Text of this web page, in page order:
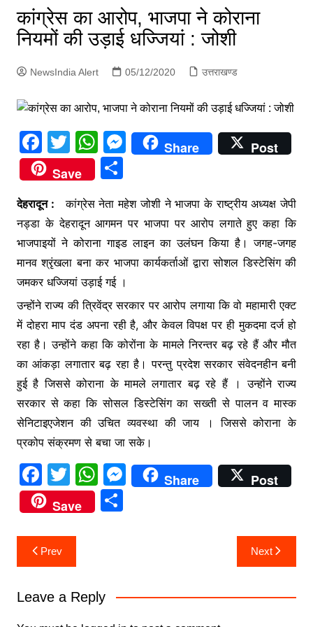
कांग्रेस का आरोप, भाजपा ने कोराना
नियमों की उड़ाई धज्जियां : जोशी
NewsIndia Alert 05/12/2020 उत्तराखण्ड
F
a
c
e
b
o
o
k
T
w
itt
er
W
h
at
s
A
p
p
M
e
s
e
n
g
er
Share
Post
Save
S
ar
e
देहरादून :
कांग्रेस नेता महेश जोशी ने भाजपा के राष्ट्रीय अध्यक्ष जेपी
नड्डा के देहरादून आगमन पर भाजपा पर आरोप लगाते हुए कहा कि
भाजपाइयों ने कोराना गाइड लाइन का उलंघन किया है। जगह-जगह
मानव श्रृंखला बना कर भाजपा कार्यकर्ताओं द्वारा सोशल डिस्टेसिंग की
जमकर धज्जियां उड़ाई गई ।
उन्होंने राज्य की त्रिवेंद्र सरकार पर आरोप लगाया कि वो महामारी एक्ट
में दोहरा माप दंड अपना रही है, और केवल विपक्ष पर ही मुकदमा दर्ज हो
रहा है। उन्होंने कहा कि कोरोंना के मामले निरन्तर बढ़ रहे हैं और मौत
का आंकड़ा लगातार बढ़ रहा है। परन्तु प्रदेश सरकार संवेदनहीन बनी
हुई है जिससे कोराना के मामले लगातार बढ़ रहे हैं । उन्होंने राज्य
सरकार से कहा कि सोसल डिस्टेसिंग का सख्ती से पालन व मास्क
सेनिटाइएजेशन की उचित व्यवस्था की जाय । जिससे कोराना के
प्रकोप संक्रमण से बचा जा सके।
F
a
c
e
b
o
T
w
itt
er
W
h
at
p
p
M
e
Share
Post
Save
S
Post
navigation
Prev Next
Leave a Reply